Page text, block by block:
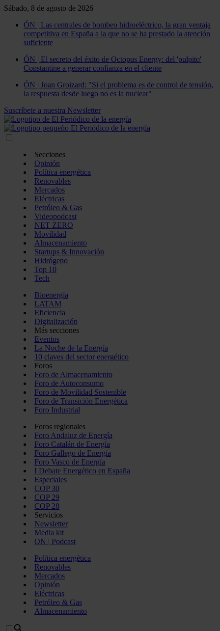
Sábado, 8 de agosto de 2026
ÓN | Las centrales de bombeo hidroeléctrico, la gran ventaja
competitiva en España a la que no se ha prestado la atención
suficiente
ÓN | El secreto del éxito de Octopus Energy: del 'pulpito'
Constantine a generar confianza en el cliente
ÓN | Joan Groizard: "Si el problema es de control de tensión,
la respuesta desde luego no es la nuclear"
Suscríbete a nuestra Newsletter
Secciones
Opinión
Política energética
Renovables
Mercados
Eléctricas
Petróleo & Gas
Videopodcast
NET ZERO
Movilidad
Almacenamiento
Startups & Innovación
Hidrógeno
Top 10
Tech
Bioenergía
LATAM
Eficiencia
Digitalización
Más secciones
Eventos
La Noche de la Energía
10 claves del sector energético
Foros
Foro de Almacenamiento
Foro de Autoconsumo
Foro de Movilidad Sostenible
Foro de Transición Energética
Foro Industrial
Foros regionales
Foro Andaluz de Energía
Foro Catalán de Energía
Foro Gallego de Energía
Foro Vasco de Energía
I Debate Energético en España
Especiales
COP 30
COP 29
COP 28
Servicios
Newsletter
Media kit
ON | Podcast
Política energética
Renovables
Mercados
Opinión
Eléctricas
Petróleo & Gas
Almacenamiento